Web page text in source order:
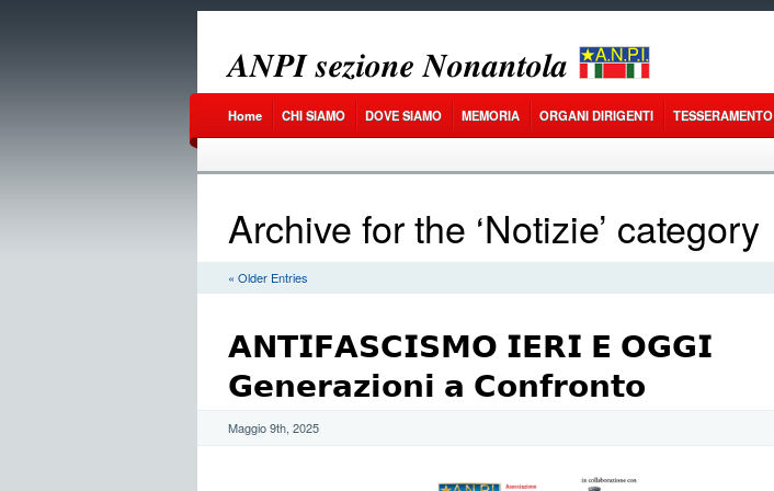
𝑨𝑵𝑷𝑰 𝒔𝒆𝒛𝒊𝒐𝒏𝒆 𝑵𝒐𝒏𝒂𝒏𝒕𝒐𝒍𝒂
Home CHI SIAMO DOVE SIAMO MEMORIA ORGANI DIRIGENTI TESSERAMENTO
Archive for the ‘Notizie’ category
« Older Entries
𝗔𝗡𝗧𝗜𝗙𝗔𝗦𝗖𝗜𝗦𝗠𝗢 𝗜𝗘𝗥𝗜 𝗘 𝗢𝗚𝗚𝗜
𝗚𝗲𝗻𝗲𝗿𝗮𝘇𝗶𝗼𝗻𝗶 𝗮 𝗖𝗼𝗻𝗳𝗿𝗼𝗻𝘁𝗼
Maggio 9th, 2025